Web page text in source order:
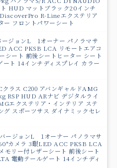
HUD マットブラック20インチ
R-Lineエクステリア
ー フロントパワーシート
ージョンL 1オーナー パノラマサ
ACC PKSB LCA リモートエアコ
シート 前後シートヒーター シート
ト 14インチディスプレイ カラー
クラス C200 アバンギャルドAMG
RSP HUD ARナビ デジタルライ
エクステリア・インテリア ステ
グ スポーツサス ダイナミックセレ
ージョンL 1オーナー パノラマサ
カメラ 3眼LED ACC PKSB LCA
モリー付レザーシート 前後シート
電動テールゲート 14インチディ